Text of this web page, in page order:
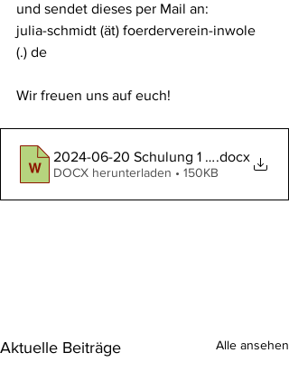
und sendet dieses per Mail an:
julia-schmidt (ät) foerderverein-inwole
(.) de
Wir freuen uns auf euch!
2024-06-20 Schulung 1 - .docx
DOCX herunterladen • 150KB
Aktuelle Beiträge Alle ansehen